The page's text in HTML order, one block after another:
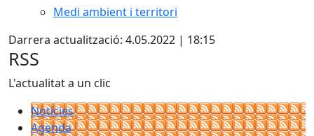
Medi ambient i territori
Darrera actualització: 4.05.2022 | 18:15
RSS
L'actualitat a un clic
Notícies
Agenda